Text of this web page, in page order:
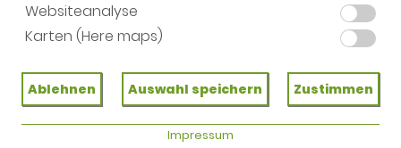
Websiteanalyse
Karten (Here maps)
Ablehnen Auswahl speichern Zustimmen
Impressum
E-Mail*